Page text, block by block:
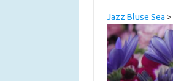
Jazz Bluse Sea >